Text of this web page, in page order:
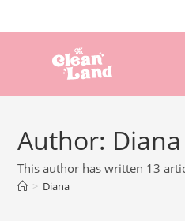
to
Author: Diana
This author has written 13
> Diana